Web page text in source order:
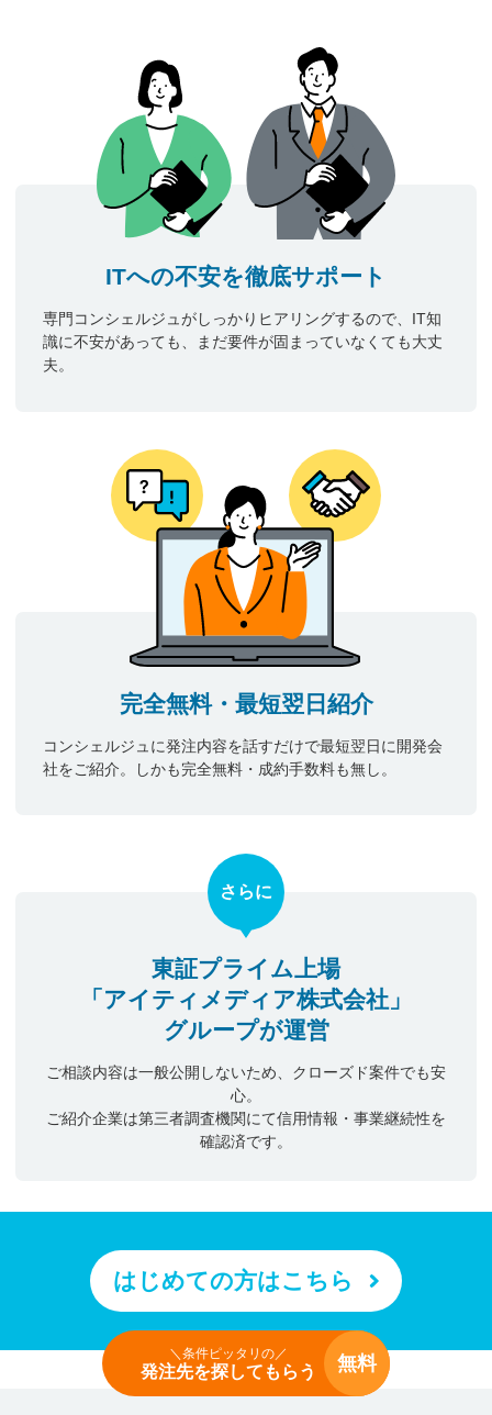
ITへの不安を徹底サポート
専門コンシェルジュがしっかりヒアリングするので、IT知
識に不安があっても、まだ要件が固まっていなくても大丈
夫。
完全無料・最短翌日紹介
コンシェルジュに発注内容を話すだけで最短翌日に開発会
社をご紹介。しかも完全無料・成約手数料も無し。
さらに
東証プライム上場
「アイティメディア株式会社」
グループが運営
ご相談内容は一般公開しないため、クローズド案件でも安
心。
ご紹介企業は第三者調査機関にて信用情報・事業継続性を
確認済です。
はじめての方はこちら
＼条件ピッタリの／
発注先を探してもらう 無料